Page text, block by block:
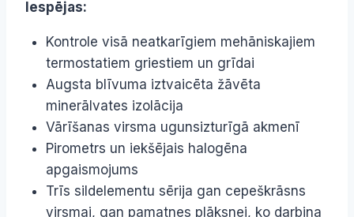
Iespējas:
Kontrole visā neatkarīgiem mehāniskajiem
termostatiem griestiem un grīdai
Augsta blīvuma iztvaicēta žāvēta
minerālvates izolācija
Vārīšanas virsma ugunsizturīgā akmenī
Pirometrs un iekšējais halogēna
apgaismojums
Trīs sildelementu sērija gan cepeškrāsns
virsmai, gan pamatnes plāksnei, ko darbina